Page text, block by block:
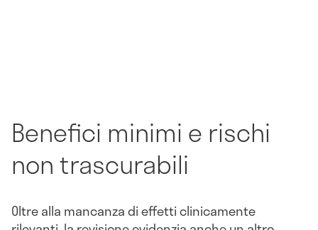
Benefici minimi e rischi
non trascurabili
Oltre alla mancanza di effetti clinicamente